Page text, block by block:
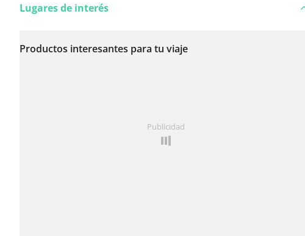
reportado incidencias
Lugares de interés
Productos interesantes para tu viaje
Publicidad